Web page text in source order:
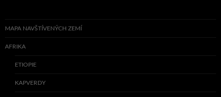
MAPA NAVŠTÍVENÝCH ZEMÍ
AFRIKA
ETIOPIE
KAPVERDY